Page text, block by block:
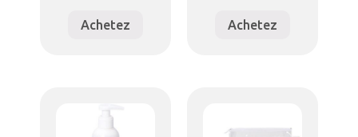
Achetez Achetez